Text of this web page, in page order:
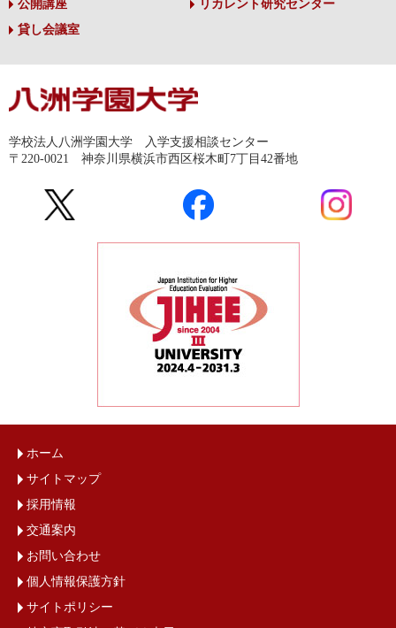
公開講座
リカレント研究センター
貸し会議室
学校法人八洲学園大学 入学支援相談センター
〒220-0021 神奈川県横浜市西区桜木町7丁目42番地
ホーム
サイトマップ
採用情報
交通案内
お問い合わせ
個人情報保護方針
サイトポリシー